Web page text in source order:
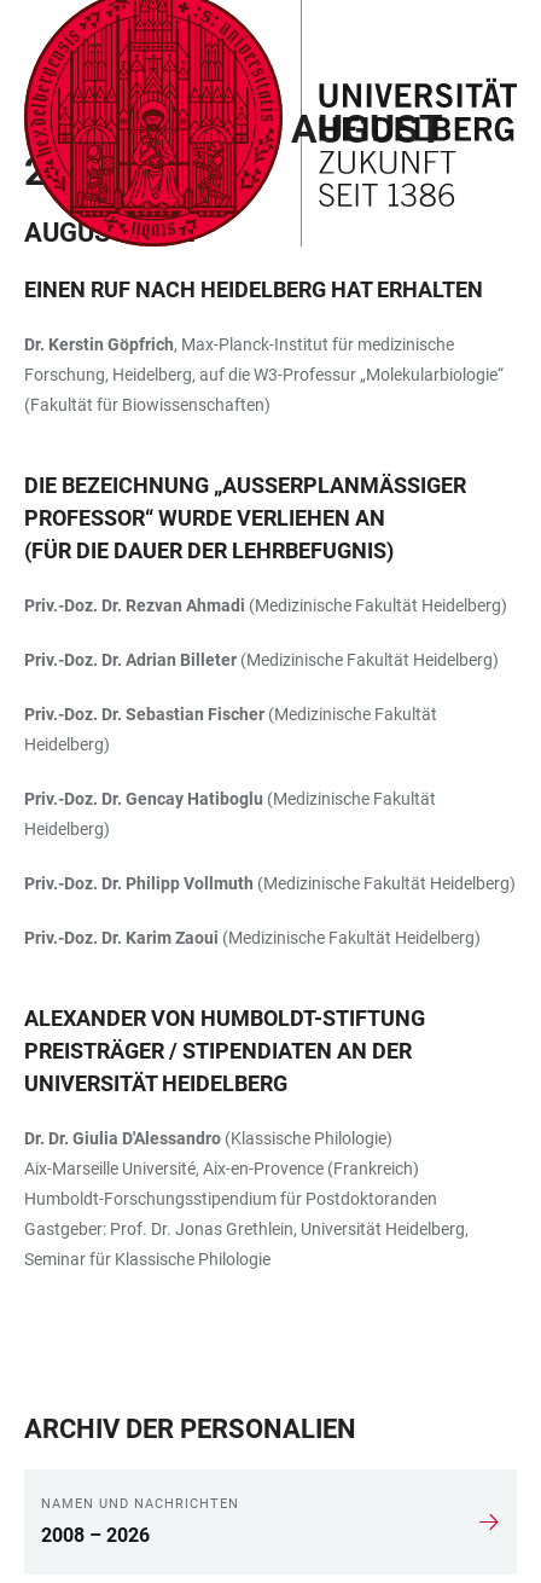
LINKS
ZUR
BARRIEREFREIHEIT
ZUM
HAUPTINHALT
HAUPTNAVIGATION
ÖFFNEN
WEBSEITENSUCHE
ÖFFNEN
PERSONALIEN AUGUST
2022
AUGUST 2022
EINEN RUF NACH HEIDELBERG HAT ERHALTEN
Dr. Kerstin Göpfrich, Max-Planck-Institut für medizinische
Forschung, Heidelberg, auf die W3-Professur „Molekularbiologie“
(Fakultät für Biowissenschaften)
DIE BEZEICHNUNG „AUSSERPLANMÄSSIGER
PROFESSOR“ WURDE VERLIEHEN AN
(FÜR DIE DAUER DER LEHRBEFUGNIS)
Priv.-Doz. Dr. Rezvan Ahmadi (Medizinische Fakultät Heidelberg)
Priv.-Doz. Dr. Adrian Billeter (Medizinische Fakultät Heidelberg)
Priv.-Doz. Dr. Sebastian Fischer (Medizinische Fakultät
Heidelberg)
Priv.-Doz. Dr. Gencay Hatiboglu (Medizinische Fakultät
Heidelberg)
Priv.-Doz. Dr. Philipp Vollmuth (Medizinische Fakultät Heidelberg)
Priv.-Doz. Dr. Karim Zaoui (Medizinische Fakultät Heidelberg)
ALEXANDER VON HUMBOLDT-STIFTUNG
PREISTRÄGER / STIPENDIATEN AN DER
UNIVERSITÄT HEIDELBERG
Dr. Dr. Giulia D'Alessandro (Klassische Philologie)
Aix-Marseille Université, Aix-en-Provence (Frankreich)
Humboldt-Forschungsstipendium für Postdoktoranden
Gastgeber: Prof. Dr. Jonas Grethlein, Universität Heidelberg,
Seminar für Klassische Philologie
ARCHIV DER PERSONALIEN
NAMEN UND NACHRICHTEN
2008 – 2026